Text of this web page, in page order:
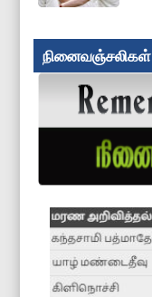
நினைவஞ்சலிகள்